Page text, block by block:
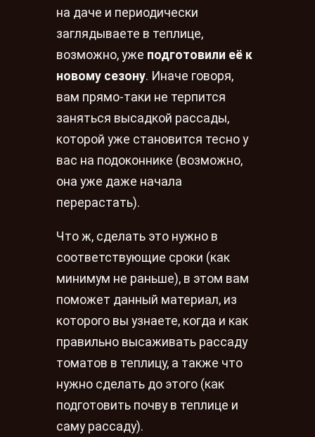
на даче и периодически
заглядываете в теплице,
возможно, уже подготовили её к
новому сезону. Иначе говоря,
вам прямо-таки не терпится
заняться высадкой рассады,
которой уже становится тесно у
вас на подоконнике (возможно,
она уже даже начала
перерастать).
Что ж, сделать это нужно в
соответствующие сроки (как
минимум не раньше), в этом вам
поможет данный материал, из
которого вы узнаете, когда и как
правильно высаживать рассаду
томатов в теплицу, а также что
нужно сделать до этого (как
подготовить почву в теплице и
саму рассаду).